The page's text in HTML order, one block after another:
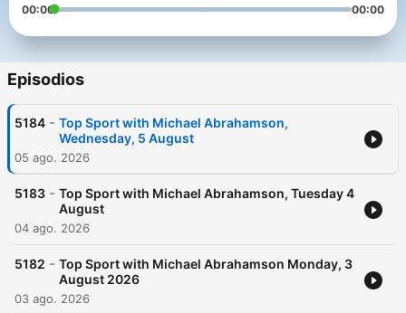
00:00 00:00
Episodios
5184 - Top Sport with Michael Abrahamson,
Wednesday, 5 August
05 ago. 2026
5183 - Top Sport with Michael Abrahamson, Tuesday 4
August
04 ago. 2026
5182 - Top Sport with Michael Abrahamson Monday, 3
August 2026
03 ago. 2026